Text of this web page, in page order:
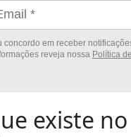
concordo em receber
reveja nossa Política
existe